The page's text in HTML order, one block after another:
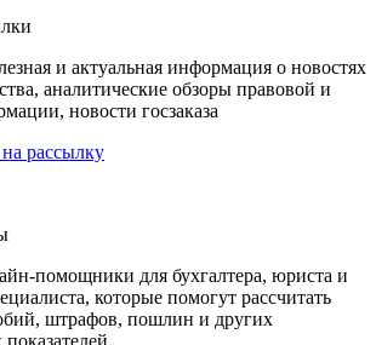
и актуальная информация о новостях
аналитические обзоры правовой и
новости госзаказа
рассылку
помощники для бухгалтера, юриста и
которые помогут рассчитать
штрафов, пошлин и других